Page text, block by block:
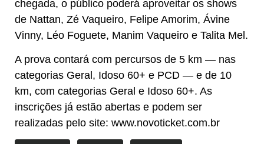
chegada, o público poderá aproveitar os shows
de Nattan, Zé Vaqueiro, Felipe Amorim, Ávine
Vinny, Léo Foguete, Manim Vaqueiro e Talita Mel.
A prova contará com percursos de 5 km — nas
categorias Geral, Idoso 60+ e PCD — e de 10
km, com categorias Geral e Idoso 60+. As
inscrições já estão abertas e podem ser
realizadas pelo site: www.novoticket.com.br